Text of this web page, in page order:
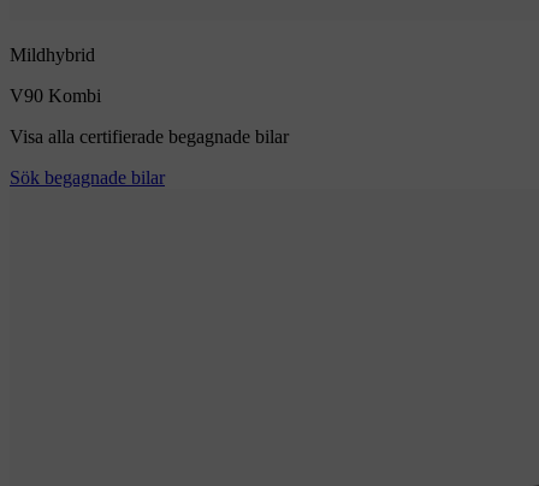
Mildhybrid
V90 Kombi
Visa alla certifierade begagnade bilar
Sök begagnade bilar